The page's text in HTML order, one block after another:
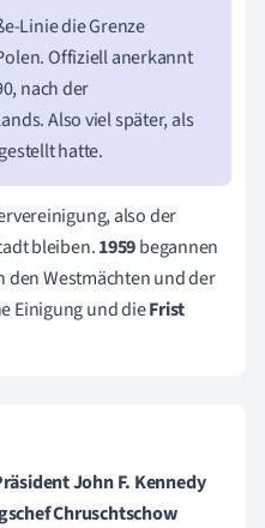
Linie die Grenze
Offiziell anerkannt
nach der
Also viel später, als
hatte.
also der
bleiben.1959begannen
den Westmächten und der
Einigung und dieFrist
John F. Kennedy
Chruschtschow